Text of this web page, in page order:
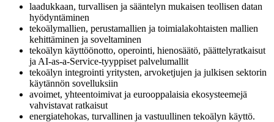
laadukkaan, turvallisen ja sääntelyn mukaisen teollisen datan
hyödyntäminen
tekoälymallien, perustamallien ja toimialakohtaisten mallien
kehittäminen ja soveltaminen
tekoälyn käyttöönotto, operointi, hienosäätö, päättelyratkaisut
ja AI-as-a-Service-tyyppiset palvelumallit
tekoälyn integrointi yritysten, arvoketjujen ja julkisen sektorin
käytännön sovelluksiin
avoimet, yhteentoimivat ja eurooppalaisia ekosysteemejä
vahvistavat ratkaisut
energiatehokas, turvallinen ja vastuullinen tekoälyn käyttö.